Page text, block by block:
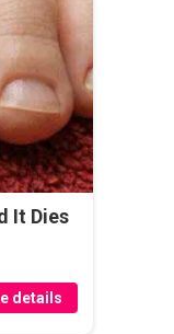
It Dies
details